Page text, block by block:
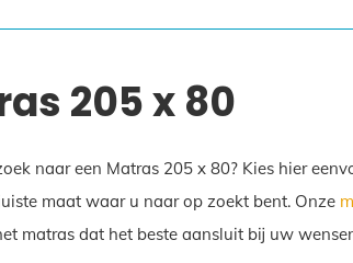
205 x 80
naar een Matras 205 x 80? Kies hier
maat waar u naar op zoekt bent. Onze
matras dat het beste aansluit bij uw